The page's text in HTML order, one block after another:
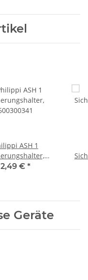
ASH 1
600300341
2,49 € *
Geräte